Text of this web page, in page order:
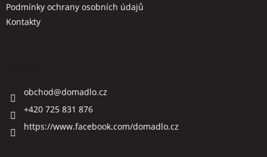
Podmínky ochrany osobních údajů
Kontakty
obchod@domadlo.cz
+420 725 831 876
https://www.facebook.com/domadlo.cz